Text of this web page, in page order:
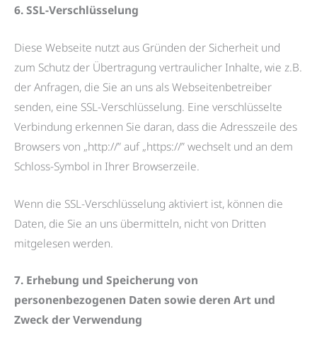
6. SSL-Verschlüsselung
Diese Webseite nutzt aus Gründen der Sicherheit und
zum Schutz der Übertragung vertraulicher Inhalte, wie z.B.
der Anfragen, die Sie an uns als Webseitenbetreiber
senden, eine SSL-Verschlüsselung. Eine verschlüsselte
Verbindung erkennen Sie daran, dass die Adresszeile des
Browsers von „http://” auf „https://” wechselt und an dem
Schloss-Symbol in Ihrer Browserzeile.
Wenn die SSL-Verschlüsselung aktiviert ist, können die
Daten, die Sie an uns übermitteln, nicht von Dritten
mitgelesen werden.
7. Erhebung und Speicherung von
personenbezogenen Daten sowie deren Art und
Zweck der Verwendung